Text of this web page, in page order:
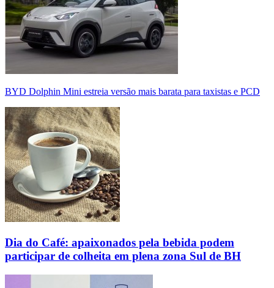
BYD Dolphin Mini estreia versão mais barata para taxistas e PCD
Dia do Café: apaixonados pela bebida podem
participar de colheita em plena zona Sul de BH